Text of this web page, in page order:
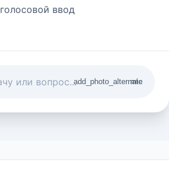
голосовой ввод
add_photo_alternate
mic